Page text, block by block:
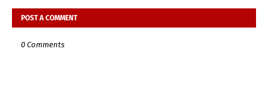
POST A COMMENT
0 Comments